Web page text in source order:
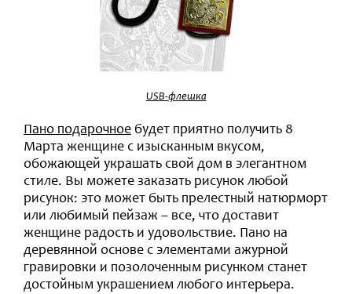
USB-флешка
Пано подарочное будет приятно получить 8
Марта женщине с изысканным вкусом,
обожающей украшать свой дом в элегантном
стиле. Вы можете заказать рисунок любой
рисунок: это может быть прелестный натюрморт
или любимый пейзаж – все, что доставит
женщине радость и удовольствие. Пано на
деревянной основе с элементами ажурной
гравировки и позолоченным рисунком станет
достойным украшением любого интерьера.